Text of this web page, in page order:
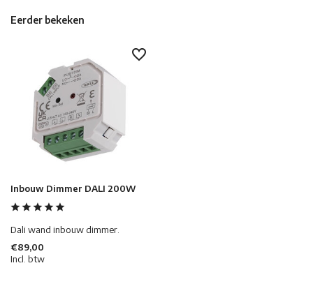
Eerder bekeken
Inbouw Dimmer DALI 200W
Dali wand inbouw dimmer.
€89,00
Incl. btw